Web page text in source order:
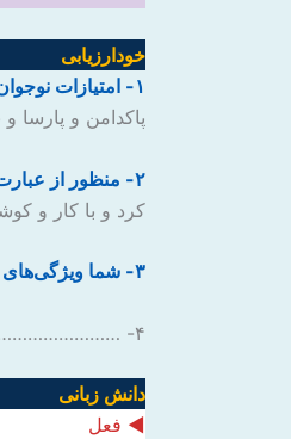
خودارزیابی
۱- امتیازات نوجوان و جوان خوب را از دیدگاه رهبر معظّم انقلاب، بیان کنید.
پاکدامن و پارسا
۲- منظور از عبارت «آینده با حرف ساخته نمی‌شود» چیست؟
کرد و با کار و
۳- شما ویژگی‌های برجستهٔ جوان امروز ایرانی را چه چیزهایی ‌می‌دانید؟
۴- ……………………………………………………
دانش زبانی
◄ فعل